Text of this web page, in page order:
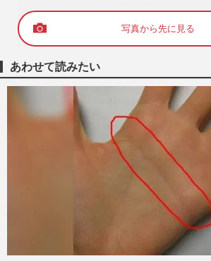
写真から先に見る
あわせて読みたい